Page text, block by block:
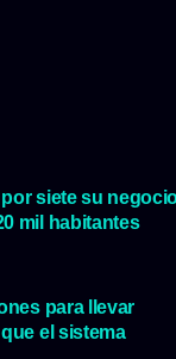
siete su
mil habitantes
para llevar
el sistema